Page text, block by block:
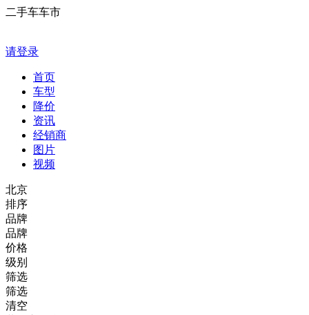
二手车车市
请登录
首页
车型
降价
资讯
经销商
图片
视频
北京
排序
品牌
品牌
价格
级别
筛选
筛选
清空